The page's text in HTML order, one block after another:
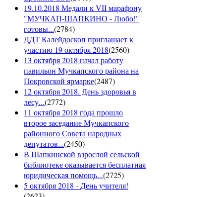
19.10.2018 Медали к VII марафону
"МУЧКАП-ШАПКИНО - Любо!"
готовы...(2784)
ДДТ Калейдоскоп приглашает к
участию 19 октября 2018(2560)
13 октября 2018 начал работу
павильон Мучкапского района на
Покровской ярмарке(2487)
12 октября 2018. День здоровья в
лесу...(2772)
11 октября 2018 года прошло
второе заседание Мучкапского
районного Совета народных
депутатов...(2450)
В Шапкинской взрослой сельской
библиотеке оказывается бесплатная
юридическая помощь...(2725)
5 октября 2018 - День учителя!